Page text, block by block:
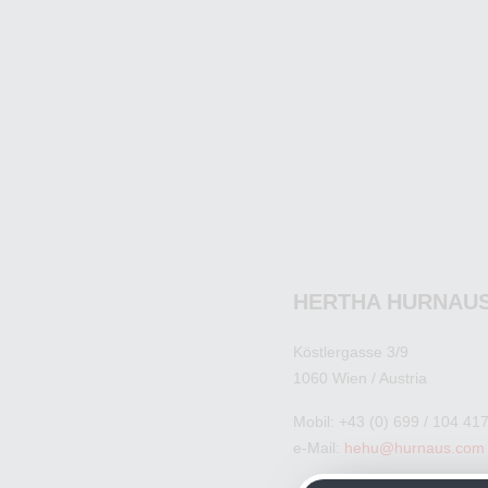
HERTHA
Köstlergasse 3/9
1060 Wien / Austria
Mobil: +43 (0) 699 / 104
e-Mail: hehu@hurnaus.com